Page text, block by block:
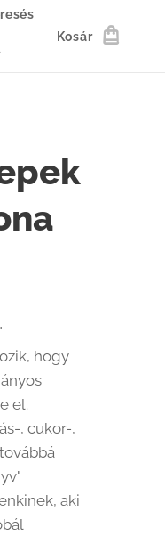
Kosár
hogy
el.
, cukor-,
aki